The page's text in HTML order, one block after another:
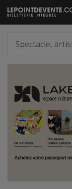
Passer
au
artiste,
lieu...